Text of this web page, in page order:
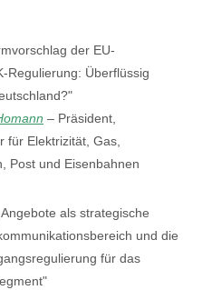
der EU-
Regulierung: Überflüssig
– Präsident,
für Elektrizität, Gas,
Post und Eisenbahnen
als strategische
und die
für das